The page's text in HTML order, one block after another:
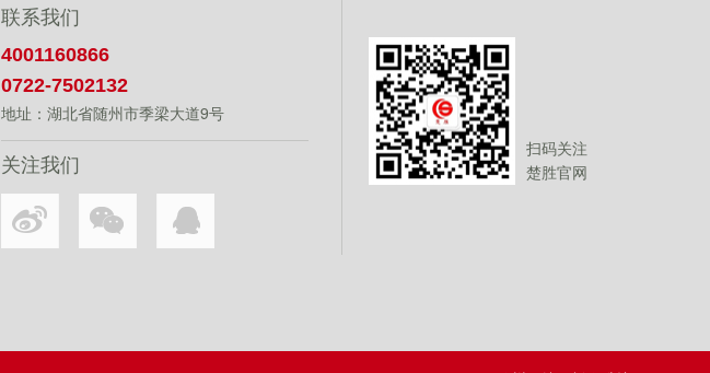
联系我们
4001160866
0722-7502132
地址：湖北省随州市季梁大道9号
关注我们
扫码关注
楚胜官网